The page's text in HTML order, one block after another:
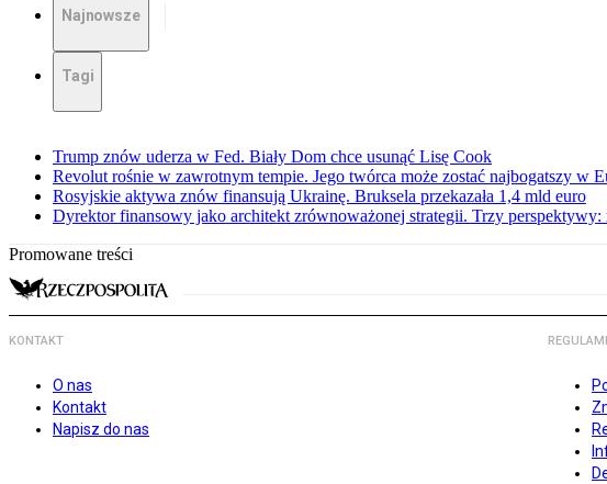
Najnowsze
Tagi
Trump znów uderza w Fed. Biały Dom chce usunąć Lisę Cook
Revolut rośnie w zawrotnym tempie. Jego twórca może zostać najbogatszy w
Rosyjskie aktywa znów finansują Ukrainę. Bruksela przekazała 1,4 mld euro
Dyrektor finansowy jako architekt zrównoważonej strategii. Trzy perspektywy:
Promowane treści
KONTAKT
O nas
Kontakt
Napisz do nas